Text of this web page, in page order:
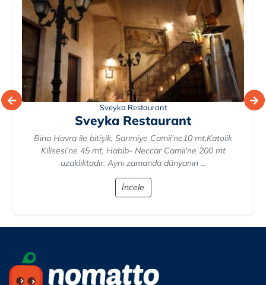
Sveyka Restaurant
Sveyka Restaurant
Bina Havra ile bitişik, Sarımiye Camii’ne10 mt,Katolik
Kilisesi’ne 45 mt, Habib- Neccar Camii'ne 200 mt
uzaklıktadır. Aynı zamanda dünyanın ...
İncele